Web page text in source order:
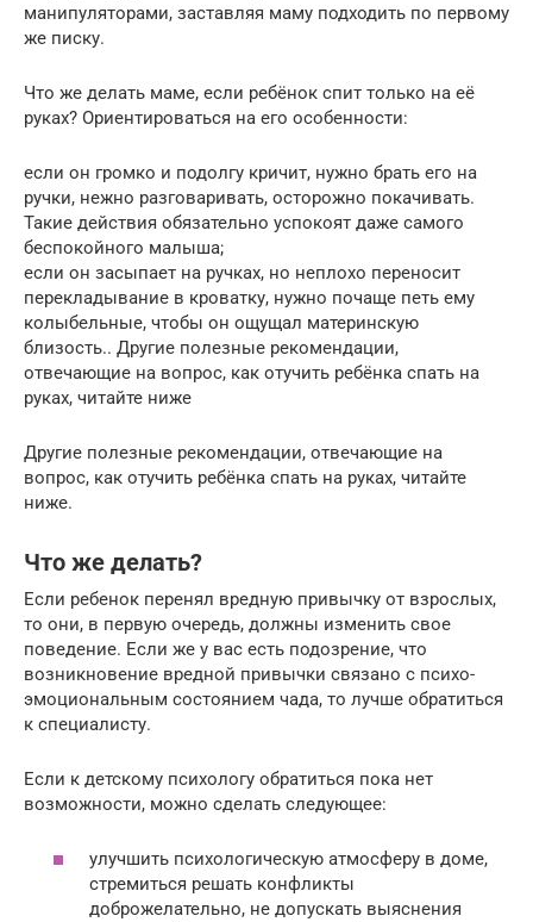
манипуляторами, заставляя маму подходить по первому
же писку.
Что же делать маме, если ребёнок спит только на её
руках? Ориентироваться на его особенности:
если он громко и подолгу кричит, нужно брать его на
ручки, нежно разговаривать, осторожно покачивать.
Такие действия обязательно успокоят даже самого
беспокойного малыша;
если он засыпает на ручках, но неплохо переносит
перекладывание в кроватку, нужно почаще петь ему
колыбельные, чтобы он ощущал материнскую
близость.. Другие полезные рекомендации,
отвечающие на вопрос, как отучить ребёнка спать на
руках, читайте ниже
Другие полезные рекомендации, отвечающие на
вопрос, как отучить ребёнка спать на руках, читайте
ниже.
Что же делать?
Если ребенок перенял вредную привычку от взрослых,
то они, в первую очередь, должны изменить свое
поведение. Если же у вас есть подозрение, что
возникновение вредной привычки связано с психо-
эмоциональным состоянием чада, то лучше обратиться
к специалисту.
Если к детскому психологу обратиться пока нет
возможности, можно сделать следующее:
улучшить психологическую атмосферу в доме,
стремиться решать конфликты
доброжелательно, не допускать выяснения